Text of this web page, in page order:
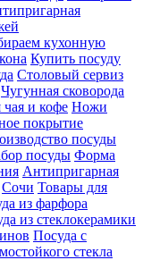
кухонную
Купить посуду
Столовый сервиз
Чугунная сковорода
чая и кофе Ножи
покрытие
посуды
посуды Форма
Антипригарная
Сочи Товары для
из фарфора
из стеклокерамики
Посуда с
стекла